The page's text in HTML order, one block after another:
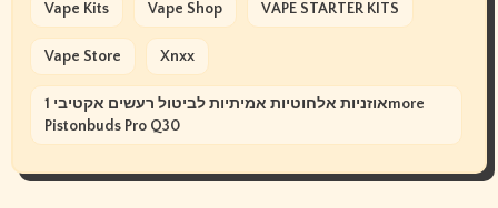
Vape Kits Vape Shop VAPE STARTER KITS
Vape Store Xnxx
אוזניות אלחוטיות אמיתיות לביטול רעשים אקטיבי 1more
Pistonbuds Pro Q30